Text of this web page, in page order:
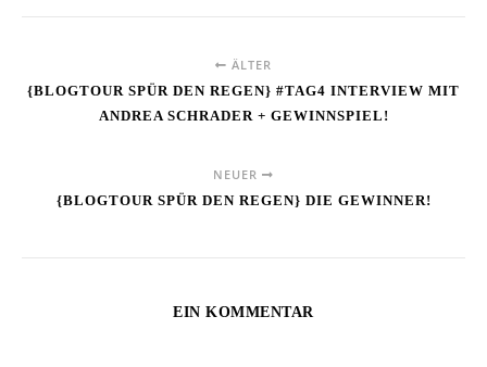
ÄLTER
{BLOGTOUR SPÜR DEN REGEN} #TAG4 INTERVIEW MIT
ANDREA SCHRADER + GEWINNSPIEL!
NEUER
{BLOGTOUR SPÜR DEN REGEN} DIE GEWINNER!
EIN KOMMENTAR